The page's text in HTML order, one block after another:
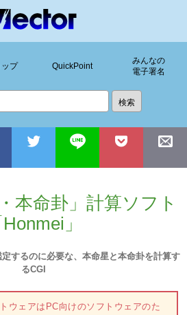
プ QuickPoint
みんなの
電子署名
本命卦」計算ソフト
Honmei」
するのに必要な、本命星と本命卦を計算す
るCGI
ウェアはPC向けのソフトウェアのた